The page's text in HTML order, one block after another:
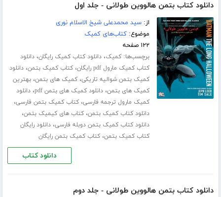
دانلود کتاب بتمن هالووین طولانی - جلد اول
از:سید محمدعلی شیخ الاسلام نوری
موضوع:کتاب‌های کمیک
۱۲۲ صفحه
برچسب‌ها:کمیک،دانلود کتاب کمیک رایگان،دانلود
کتاب کمیک مارول pdf رایگان
،کتاب کمیک بتمن،دانلود
کمیک بتمن شوالیه تاریکی،کمیک های بتمن،بهترین
کمیک های بتمن،دانلود کمیک های بتمن pdf ،دانلود
کمیک مارول ترجمه فارسی،کتاب کمیک بتمن فارسی،
دانلود کتاب کمیک بتمن،کتاب های کیمیک بتمن،
دانلود کتاب کمیک بتمن دوبله فارسی،دانلود رایگان
کتاب کمیک بتمن،کتاب کمیک بتمن رایگان
دانلود کتاب
دانلود کتاب بتمن هالووین طولانی - جلد دوم